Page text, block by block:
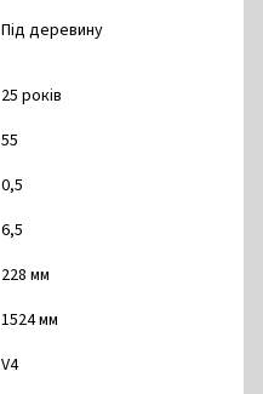
Під деревину
25 років
55
0,5
6,5
228 мм
1524 мм
V4